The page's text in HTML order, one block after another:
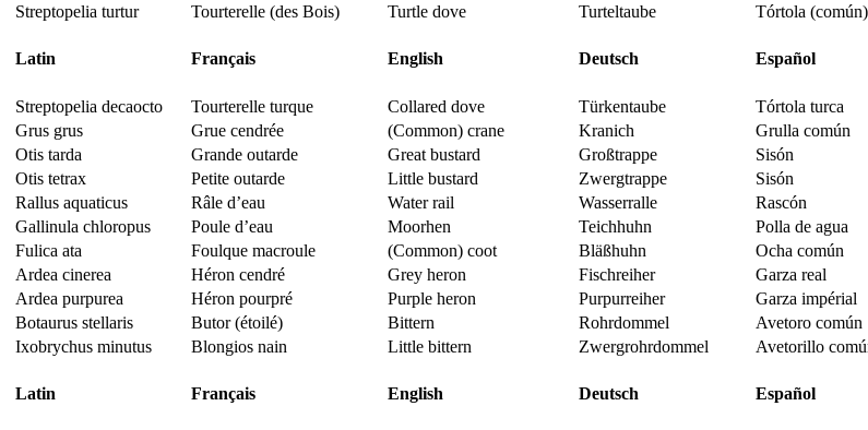
Streptopelia turtur
Tourterelle (des Bois) Turtle dove Turteltaube Tórtola (común)
Latin Français English Deutsch Español
Streptopelia decaocto Tourterelle turque Collared dove Türkentaube
Tórtola turca
Grus grus
Grue cendrée (Common) crane Kranich
Grulla común
Otis tarda
Grande outarde Great bustard Großtrappe
Sisón
Otis tetrax
Petite outarde Little bustard Zwergtrappe
Sisón
Rallus aquaticus
Râle d’eau Water rail Wasserralle
Rascón
Gallinula chloropus
Poule d’eau Moorhen Teichhuhn
Polla de agua
Fulica ata
Foulque macroule (Common) coot Bläßhuhn
Ocha común
Ardea cinerea
Héron cendré Grey heron Fischreiher
Garza real
Ardea purpurea
Héron pourpré Purple heron Purpurreiher
Garza impérial
Botaurus stellaris
Butor (étoilé) Bittern Rohrdommel
Avetoro común
Ixobrychus minutus
Blongios nain Little bittern Zwergrohrdommel Avetorillo
Latin Français English Deutsch Español